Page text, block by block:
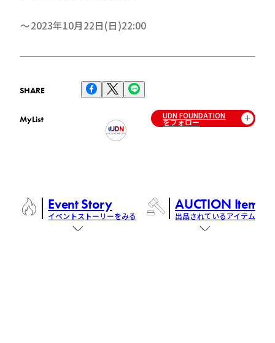
2023年10月22日(日)22:00
SHARE
MyList UDN FOUNDATION
をフォロー
Event Story
イベントストーリーをみる
AUCTION Items
出品されているアイテム